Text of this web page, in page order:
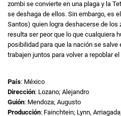
zombi se convierte en una plaga y la
se deshaga de ellos. Sin embargo, es
Santos) quien logra deshacerse de los
resulta ser peor que lo que cualquiera
posibilidad para que la nación se salve
trabajen juntos para volver a repoblar
País: México
Dirección: Lozano; Alejandro
Guión: Mendoza; Augusto
Producción: Fainchtein; Lynn,